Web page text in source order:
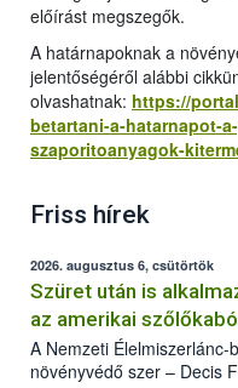
előírást megszegők.
A határnapoknak a
jelentőségéről alábbi
olvashatnak: https://
betartani-a-hatarnapot-
szaporitoanyagok-
Friss hírek
2026. augusztus 6, csütörtök
Szüret után is
az amerikai
A Nemzeti
növényvédő szer – Decis